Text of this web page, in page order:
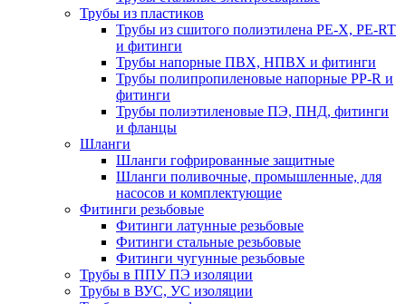
Трубы из пластиков
Трубы из сшитого полиэтилена PE-X, PE-RT
и фитинги
Трубы напорные ПВХ, НПВХ и фитинги
Трубы полипропиленовые напорные PP-R и
фитинги
Трубы полиэтиленовые ПЭ, ПНД, фитинги
и фланцы
Шланги
Шланги гофрированные защитные
Шланги поливочные, промышленные, для
насосов и комплектующие
Фитинги резьбовые
Фитинги латунные резьбовые
Фитинги стальные резьбовые
Фитинги чугунные резьбовые
Трубы в ППУ ПЭ изоляции
Трубы в ВУС, УС изоляции